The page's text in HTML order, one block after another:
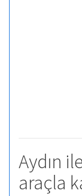
Aydın
araçla